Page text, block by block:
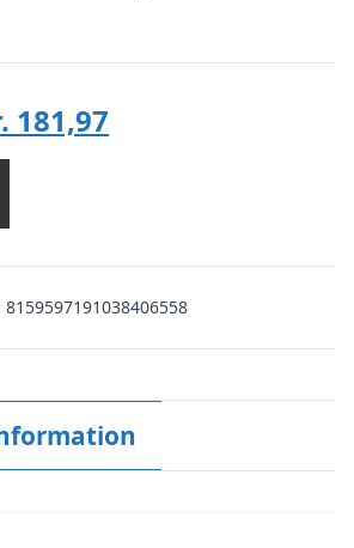
279,95.
181,97
kr. 181,97.
8159597191038406558